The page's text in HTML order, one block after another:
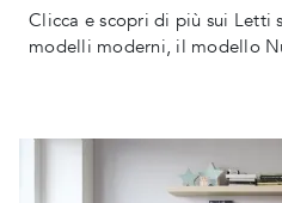
Clicca e scopri di più sui
modelli moderni, il modello